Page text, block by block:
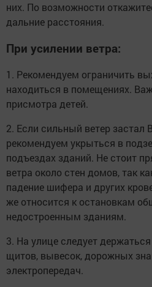
них. По возможности
дальние расстояния.
При усилении ветра:
1. Рекомендуем ограничить
находиться в помещениях.
присмотра детей.
2. Если сильный ветер застал
рекомендуем укрыться в
подъездах зданий. Не стоит
ветра около стен домов, так
падение шифера и других
же относится к остановкам
недостроенным зданиям.
3. На улице следует
щитов, вывесок, дорожных
электропередач.